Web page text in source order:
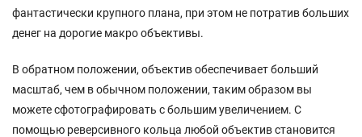
фантастически крупного плана, при этом не потратив больших
денег на дорогие макро объективы.
В обратном положении, объектив обеспечивает больший
масштаб, чем в обычном положении, таким образом вы
можете сфотографировать с большим увеличением. С
помощью реверсивного кольца любой объектив становится